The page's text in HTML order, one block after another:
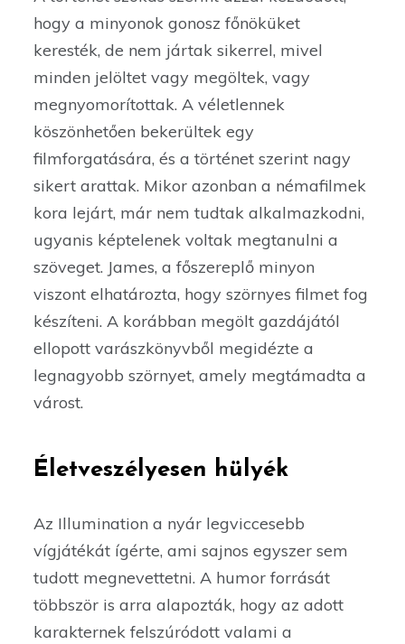
hogy a minyonok gonosz főnöküket
keresték, de nem jártak sikerrel, mivel
minden jelöltet vagy megöltek, vagy
megnyomorítottak. A véletlennek
köszönhetően bekerültek egy
filmforgatására, és a történet szerint nagy
sikert arattak. Mikor azonban a némafilmek
kora lejárt, már nem tudtak alkalmazkodni,
ugyanis képtelenek voltak megtanulni a
szöveget. James, a főszereplő minyon
viszont elhatározta, hogy szörnyes filmet fog
készíteni. A korábban megölt gazdájától
ellopott varászkönyvből megidézte a
legnagyobb szörnyet, amely megtámadta a
várost.
Életveszélyesen hülyék
Az Illumination a nyár legviccesebb
vígjátékát ígérte, ami sajnos egyszer sem
tudott megnevettetni. A humor forrását
többször is arra alapozták, hogy az adott
karakternek felszúródott valami a